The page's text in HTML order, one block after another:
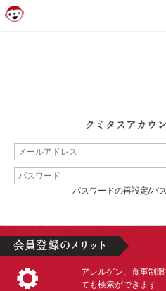
パスワードの再設定/パ
アレルゲン、食事制
ても検索ができます